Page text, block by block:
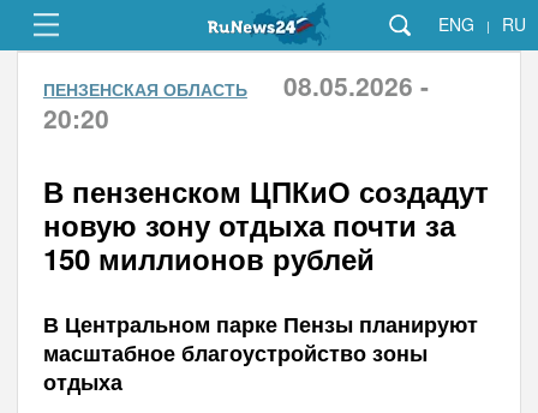
ENG | RU
ПЕНЗЕНСКАЯ ОБЛАСТЬ
08.05.2026 -
20:20
В пензенском ЦПКиО создадут
новую зону отдыха почти за
150 миллионов рублей
В Центральном парке Пензы планируют
масштабное благоустройство зоны
отдыха